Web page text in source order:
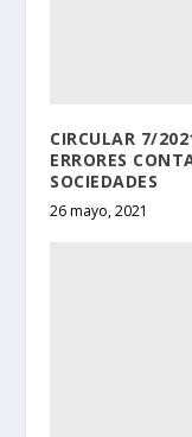
CIRCULAR 7/
ERRORES
SOCIEDADES
26 mayo, 2021